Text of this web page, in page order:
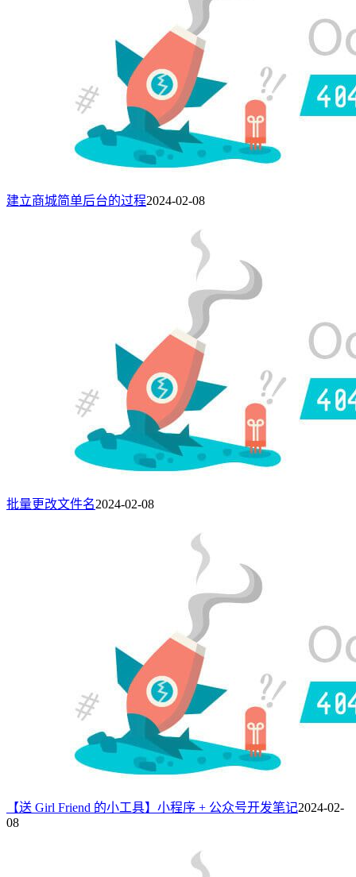
建立商城简单后台的过程2024-02-08
批量更改文件名2024-02-08
【送 Girl Friend 的小工具】小程序 + 公众号开发笔记2024-02-
08